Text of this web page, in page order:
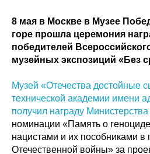
8 мая в Москве в Музее
горе прошла церемония
победителей
музейных экспозиций «Без
Музей «Отечества достойные
технической академии имени
получил награду
номинации «Память о
нацистами и их пособниками в
Отечественной войны» за